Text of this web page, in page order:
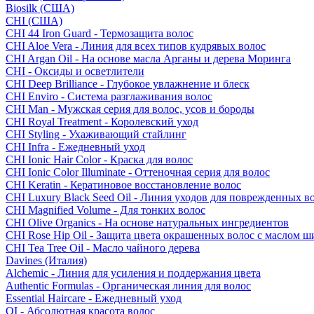
Biosilk (США)
CHI (США)
CHI 44 Iron Guard - Термозащита волос
CHI Aloe Vera - Линия для всех типов кудрявых волос
CHI Argan Oil - На основе масла Арганы и дерева Моринга
CHI - Оксиды и осветлители
CHI Deep Brilliance - Глубокое увлажнение и блеск
CHI Enviro - Система разглаживания волос
CHI Man - Мужская серия для волос, усов и бороды
CHI Royal Treatment - Королевский уход
CHI Styling - Ухаживающий стайлинг
CHI Infra - Ежедневный уход
CHI Ionic Hair Color - Краска для волос
CHI Ionic Color Illuminate - Оттеночная серия для волос
CHI Keratin - Кератиновое восстановление волос
CHI Luxury Black Seed Oil - Линия уходов для поврежденных
CHI Magnified Volume - Для тонких волос
CHI Olive Organics - На основе натуральных ингредиентов
CHI Rose Hip Oil - Защита цвета окрашенных волос с маслом
CHI Tea Tree Oil - Масло чайного дерева
Davines (Италия)
Alchemic - Линия для усиления и поддержания цвета
Authentic Formulas - Органическая линия для волос
Essential Haircare - Eжедневный уход
OI - Абсолютная красота волос